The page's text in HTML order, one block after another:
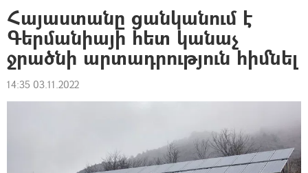
Հայաստանը ցանկանում է
Գերմանիայի հետ կանաչ
ջրածնի արտադրություն հիմնել
14:35 03.11.2022